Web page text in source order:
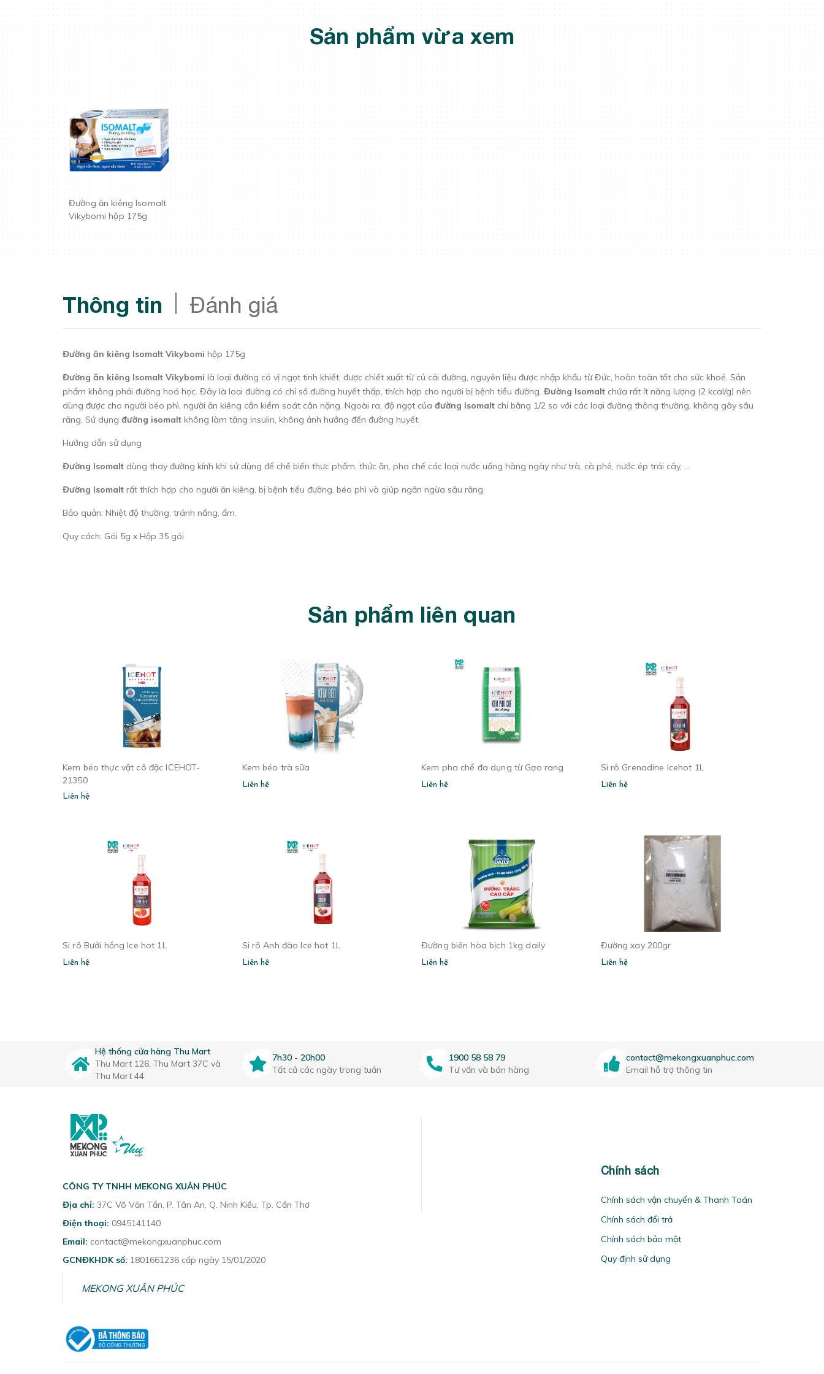
Sản phẩm vừa xem
Đường ăn kiêng Isomalt
Vikybomi hộp 175g
Thông tin Đánh giá
Đường ăn kiêng Isomalt Vikybomi hộp 175g
Đường ăn kiêng Isomalt Vikybomi là loại đường có vị ngọt tinh khiết, được chiết xuất từ củ cải đường, nguyên liệu được nhập khẩu từ Đức, hoàn toàn tốt cho sức khoẻ. Sản
phẩm không phải đường hoá học. Đây là loại đường có chỉ số đường huyết thấp, thích hợp cho người bị bệnh tiểu đường. Đường Isomalt chứa rất ít năng lượng (2 kcal/g) nên
dùng được cho người béo phì, người ăn kiêng cần kiểm soát cân nặng. Ngoài ra, độ ngọt của đường Isomalt chỉ bằng 1/2 so với các loại đường thông thường, không gây sâu
răng. Sử dụng đường isomalt không làm tăng insulin, không ảnh hưởng đến đường huyết.
Hướng dẫn sử dụng
Đường Isomalt dùng thay đường kính khi sử dùng để chế biến thực phẩm, thức ăn, pha chế các loại nước uống hàng ngày như trà, cà phê, nước ép trái cây, ...
Đường Isomalt rất thích hợp cho người ăn kiêng, bị bệnh tiểu đường, béo phì và giúp ngăn ngừa sâu răng.
Bảo quản: Nhiệt độ thường, tránh nắng, ẩm.
Quy cách: Gói 5g x Hộp 35 gói
Sản phẩm liên quan
Kem béo thực vật cô đặc ICEHOT-
21350
Liên hệ
Kem béo trà sữa
Liên hệ
Kem pha chế đa dụng từ Gạo rang
Liên hệ
Si rô Grenadine Icehot 1L
Liên hệ
Si rô Bưởi hồng Ice hot 1L
Liên hệ
Si rô Anh đào Ice hot 1L
Liên hệ
Đường biên hòa bịch 1kg daily
Liên hệ
Đường xay 200gr
Liên hệ
Hệ thống cửa hàng Thu Mart
Thu Mart 126, Thu Mart 37C và
Thu Mart 44
7h30 - 20h00
Tất cả các ngày trong tuần
1900 58 58 79
Tư vấn và bán hàng
contact@mekongxuanphuc.com
Email hỗ trợ thông tin
CÔNG TY TNHH MEKONG XUÂN PHÚC
Địa chỉ: 37C Võ Văn Tần, P. Tân An, Q. Ninh Kiều, Tp. Cần Thơ
Điện thoại: 0945141140
Email: contact@mekongxuanphuc.com
GCNĐKHDK số: 1801661236 cấp ngày 15/01/2020
MEKONG XUÂN PHÚC
Chính sách
Chính sách vận chuyển & Thanh Toán
Chính sách đổi trả
Chính sách bảo mật
Quy định sử dụng